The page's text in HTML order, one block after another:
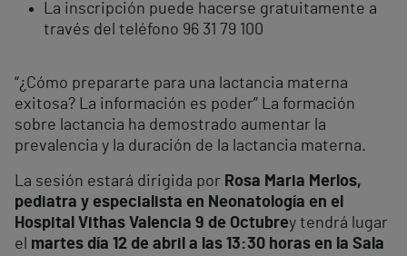
La inscripción puede hacerse gratuitamente a
través del teléfono 96 31 79 100
“¿Cómo prepararte para una lactancia materna
exitosa? La información es poder” La formación
sobre lactancia ha demostrado aumentar la
prevalencia y la duración de la lactancia materna.
La sesión estará dirigida por Rosa Maria Merlos,
pediatra y especialista en Neonatología en el
Hospital Vithas Valencia 9 de Octubrey tendrá lugar
el martes día 12 de abril a las 13:30 horas en la Sala